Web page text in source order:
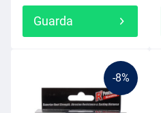
Guarda
-8%